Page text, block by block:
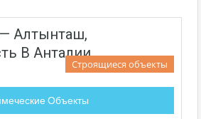
— Алтынташ,
В Анталии
Строящиеся объекты
Объекты